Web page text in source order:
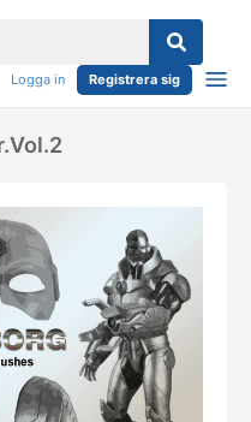
Logga in Registrera sig